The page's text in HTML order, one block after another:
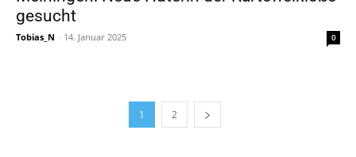
gesucht
Tobias_N - 14. Januar 2025 0
1 2